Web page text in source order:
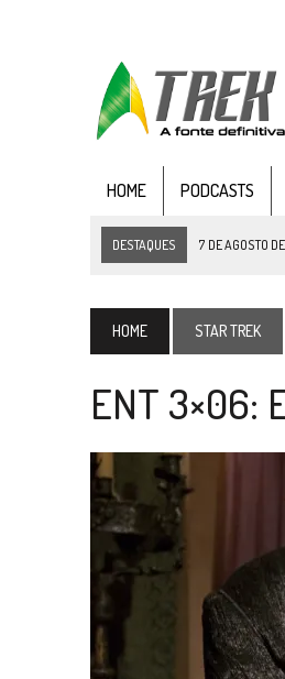
HOME PODCASTS
DESTAQUES 7 DE AGOSTO
4 DE AGOSTO DE 2026 |
3 DE AGOSTO DE 2026 | VEJA
2 DE AGOSTO DE 2026 TB
1 DE AGOSTO DE 2026
31 DE JULHO DE 2026
7 DE AGOSTO DE 2026 |
HOME STAR TREK
ENT 3×06: